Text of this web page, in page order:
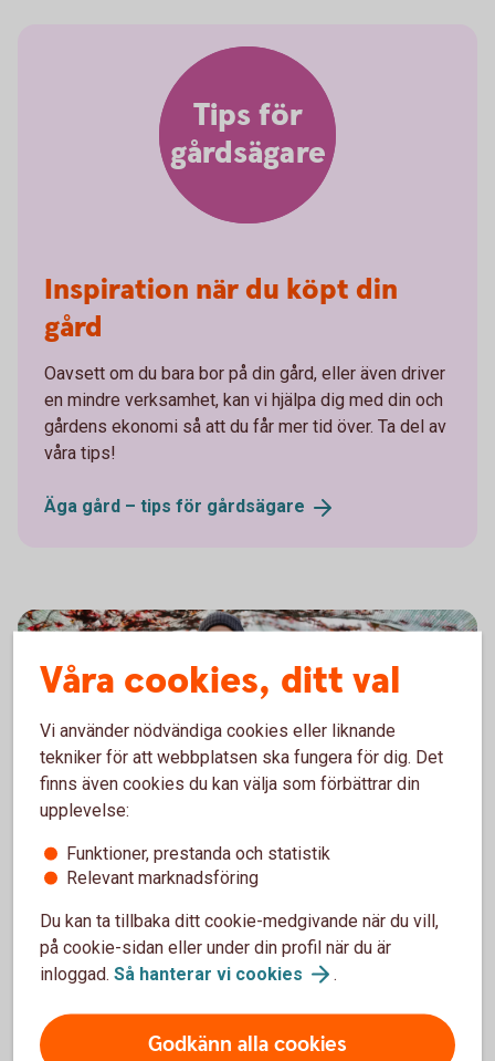
Tips för
gårdsägare
Inspiration när du köpt din
gård
Oavsett om du bara bor på din gård, eller även driver
en mindre verksamhet, kan vi hjälpa dig med din och
gårdens ekonomi så att du får mer tid över. Ta del av
våra tips!
Äga gård – tips för gårdsägare
Hobbyverksamhet vid sidan av
ditt "vanliga" jobb? Bli
månskensbonde
gården, men du kan också bedriva en mindre
verksamhet vid sidan av ditt "vanliga" jobb. Alltså bli
Våra cookies, ditt val
Vi använder nödvändiga cookies eller liknande
tekniker för att webbplatsen ska fungera för dig. Det
finns även cookies du kan välja som förbättrar din
upplevelse:
Funktioner, prestanda och statistik
Relevant marknadsföring
Du kan ta tillbaka ditt cookie-medgivande när du vill,
på cookie-sidan eller under din profil när du är
inloggad. Så hanterar vi cookies .
Godkänn alla cookies